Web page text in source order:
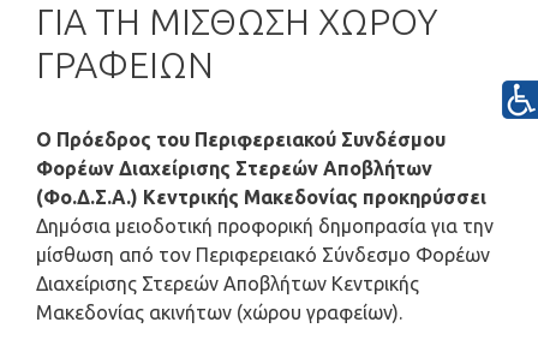
ΓΙΑ ΤΗ ΜΙΣΘΩΣΗ ΧΩΡΟΥ
ΓΡΑΦΕΙΩΝ
Ο Πρόεδρος του Περιφερειακού Συνδέσμου
Φορέων Διαχείρισης Στερεών Αποβλήτων
(Φο.Δ.Σ.Α.) Κεντρικής Μακεδονίας προκηρύσσει
Δημόσια μειοδοτική προφορική δημοπρασία για την
μίσθωση από τον Περιφερειακό Σύνδεσμο Φορέων
Διαχείρισης Στερεών Αποβλήτων Κεντρικής
Μακεδονίας ακινήτων (χώρου γραφείων).